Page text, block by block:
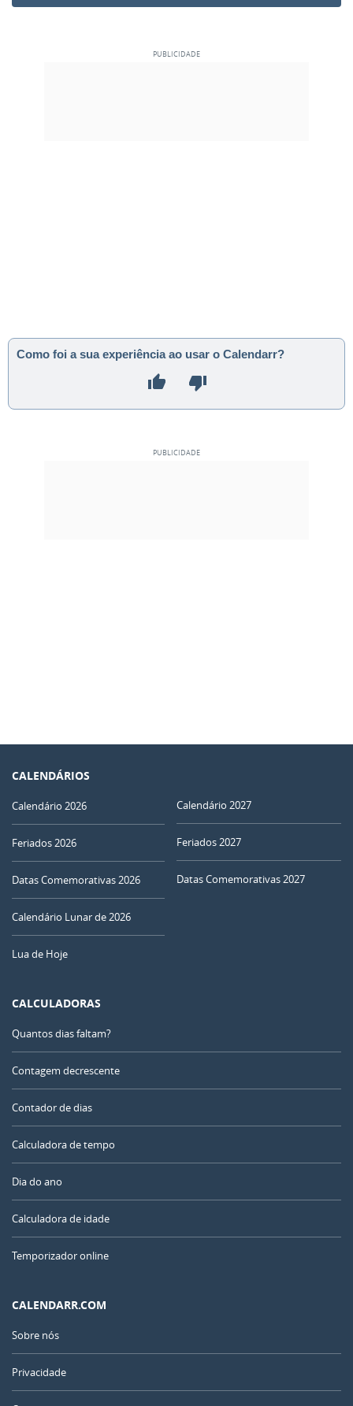
Como foi a sua experiência ao usar o Calendarr?
CALENDÁRIOS
Calendário 2026
Feriados 2026
Datas Comemorativas 2026
Calendário Lunar de 2026
Lua de Hoje
Calendário 2027
Feriados 2027
Datas Comemorativas 2027
CALCULADORAS
Quantos dias faltam?
Contagem decrescente
Contador de dias
Calculadora de tempo
Dia do ano
Calculadora de idade
Temporizador online
CALENDARR.COM
Sobre nós
Privacidade